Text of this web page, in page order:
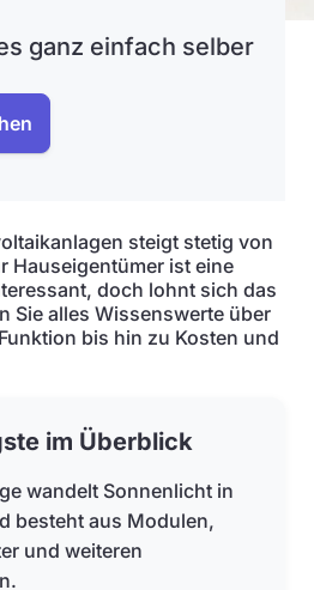
ganz einfach selber
steigt stetig von
Hauseigentümer ist eine
doch lohnt sich das
Sie alles Wissenswerte über
bis hin zu Kosten und
im Überblick
wandelt Sonnenlicht in
besteht aus Modulen,
und weiteren